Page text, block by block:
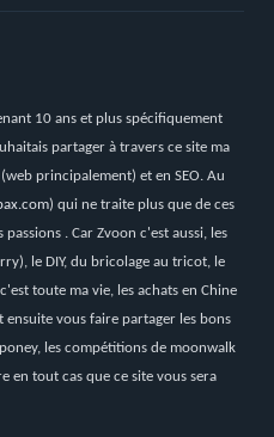
10 ans et plus spécifiquement
partager à travers ce site ma
principalement) et en SEO. Au
) qui ne traite plus que de ces
. Car Zvoon c'est aussi, les
le DIY, du bricolage au tricot, le
toute ma vie, les achats en Chine
ensuite vous faire partager les bons
les compétitions de moonwalk
en tout cas que ce site vous sera